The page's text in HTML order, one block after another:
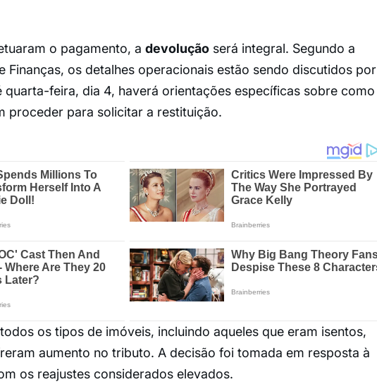
o pagamento, a devoluçãoserá integral. Segundo a
Finanças, os detalhes operacionais estão sendo discutidos por
quarta-feira, dia 4, haverá orientações específicas sobre como
proceder para solicitar a restituição.
os tipos de imóveis, incluindo aqueles que eram isentos,
aumento no tributo. A decisão foi tomada em resposta à
os reajustes considerados elevados.